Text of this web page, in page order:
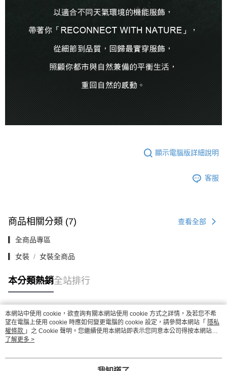
顯示電腦版詳細說明
客服
商品相關分類 (7) 查看全部
▎全商品專區
▎女裝 女裝全商品
本分類熱銷全站排行
熱門標籤
本網站中使用 cookie，欲查詢有關本網站使用 cookie 方式之詳情，及若您不希
望在電腦上使用 cookie 時應如何變更電腦的 cookie 設定，請參閱本網站「 隱私
權條款 」之 Cookie 聲明。您繼續使用本網站即表示您同意本公司得按本網站使
用條款之 Cookie 聲明使用 cookie。
了解更多 >